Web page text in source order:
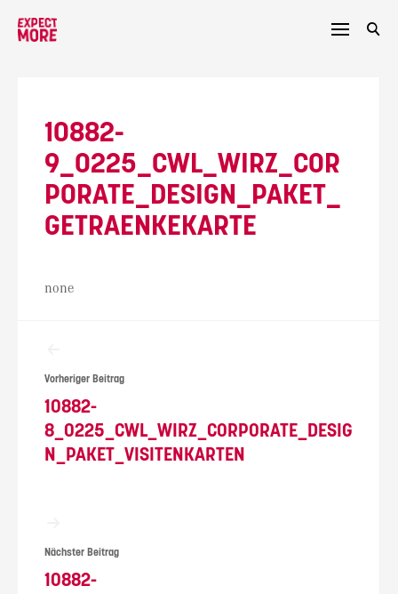
10882-
9_0225_CWL_WIRZ_COR
PORATE_DESIGN_PAKET_
GETRAENKEKARTE
none
Vorheriger Beitrag
10882-
8_0225_CWL_WIRZ_CORPORATE_DESIG
N_PAKET_VISITENKARTEN
Nächster Beitrag
10882-